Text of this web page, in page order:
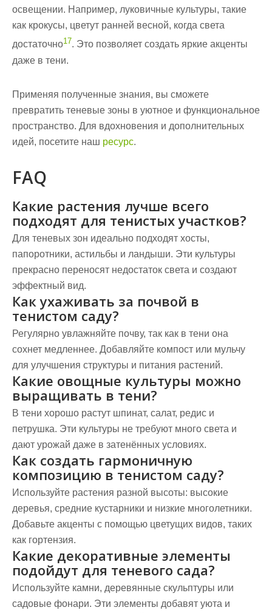
освещении. Например, луковичные культуры, такие
как крокусы, цветут ранней весной, когда света
достаточно17. Это позволяет создать яркие акценты
даже в тени.
Применяя полученные знания, вы сможете
превратить теневые зоны в уютное и функциональное
пространство. Для вдохновения и дополнительных
идей, посетите наш ресурс.
FAQ
Какие растения лучше всего
подходят для тенистых участков?
Для теневых зон идеально подходят хосты,
папоротники, астильбы и ландыши. Эти культуры
прекрасно переносят недостаток света и создают
эффектный вид.
Как ухаживать за почвой в
тенистом саду?
Регулярно увлажняйте почву, так как в тени она
сохнет медленнее. Добавляйте компост или мульчу
для улучшения структуры и питания растений.
Какие овощные культуры можно
выращивать в тени?
В тени хорошо растут шпинат, салат, редис и
петрушка. Эти культуры не требуют много света и
дают урожай даже в затенённых условиях.
Как создать гармоничную
композицию в тенистом саду?
Используйте растения разной высоты: высокие
деревья, средние кустарники и низкие многолетники.
Добавьте акценты с помощью цветущих видов, таких
как гортензия.
Какие декоративные элементы
подойдут для теневого сада?
Используйте камни, деревянные скульптуры или
садовые фонари. Эти элементы добавят уюта и